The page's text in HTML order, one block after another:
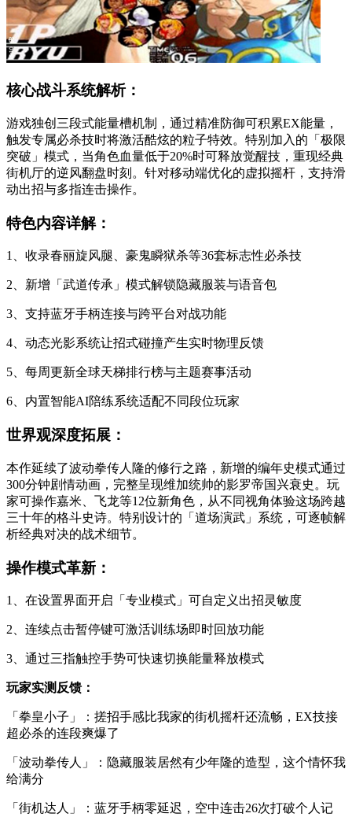
核心战斗系统解析：
游戏独创三段式能量槽机制，通过精准防御可积累EX能量，
触发专属必杀技时将激活酷炫的粒子特效。特别加入的「极限
突破」模式，当角色血量低于20%时可释放觉醒技，重现经典
街机厅的逆风翻盘时刻。针对移动端优化的虚拟摇杆，支持滑
动出招与多指连击操作。
特色内容详解：
1、收录春丽旋风腿、豪鬼瞬狱杀等36套标志性必杀技
2、新增「武道传承」模式解锁隐藏服装与语音包
3、支持蓝牙手柄连接与跨平台对战功能
4、动态光影系统让招式碰撞产生实时物理反馈
5、每周更新全球天梯排行榜与主题赛事活动
6、内置智能AI陪练系统适配不同段位玩家
世界观深度拓展：
本作延续了波动拳传人隆的修行之路，新增的编年史模式通过
300分钟剧情动画，完整呈现维加统帅的影罗帝国兴衰史。玩
家可操作嘉米、飞龙等12位新角色，从不同视角体验这场跨越
三十年的格斗史诗。特别设计的「道场演武」系统，可逐帧解
析经典对决的战术细节。
操作模式革新：
1、在设置界面开启「专业模式」可自定义出招灵敏度
2、连续点击暂停键可激活训练场即时回放功能
3、通过三指触控手势可快速切换能量释放模式
玩家实测反馈：
「拳皇小子」：搓招手感比我家的街机摇杆还流畅，EX技接
超必杀的连段爽爆了
「波动拳传人」：隐藏服装居然有少年隆的造型，这个情怀我
给满分
「街机达人」：蓝牙手柄零延迟，空中连击26次打破个人记